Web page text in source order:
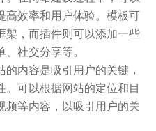
高效率和用户体验。模板可
架，而插件则可以添加一些
社交分享等。
内容是吸引用户的关键，
。可以根据网站的定位和目
频等内容，以吸引用户的关